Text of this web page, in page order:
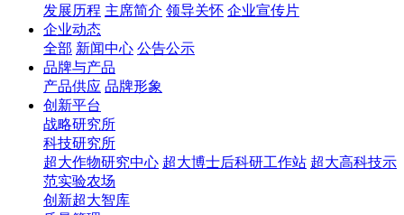
发展历程 主席简介 领导关怀 企业宣传片
企业动态
全部 新闻中心 公告公示
品牌与产品
产品供应 品牌形象
创新平台
战略研究所
科技研究所
超大作物研究中心 超大博士后科研工作站 超大高科技示
范实验农场
创新超大智库